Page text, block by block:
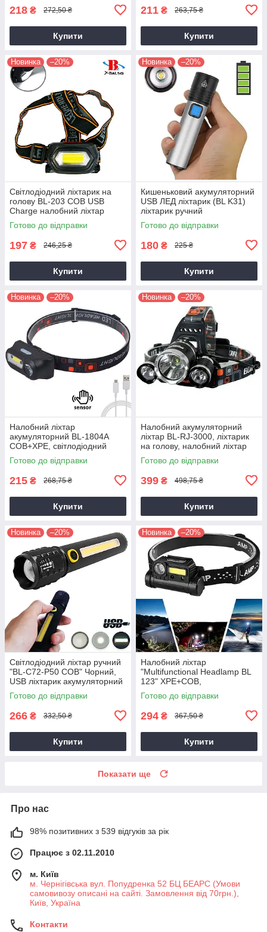
218 ₴ 272,50 ₴
Купити
211 ₴ 263,75 ₴
Купити
Новинка –20%
Світлодіодний ліхтарик на
голову BL-203 COB USB
Charge налобний ліхтар
акумуляторний | фонарик
налобный
Готово до відправки
197 ₴ 246,25 ₴
Купити
Новинка –20%
Кишеньковий акумуляторний
USB ЛЕД ліхтарик (BL K31)
ліхтарик ручний
світлодіодний на акумуляторі
з ЮСБ
Готово до відправки
180 ₴ 225 ₴
Купити
Новинка –20%
Налобний ліхтар
акумуляторний BL-1804A
COB+XPE, світлодіодний
ліхтарик на голову Чорний
(налобный фонарь)
Готово до відправки
215 ₴ 268,75 ₴
Купити
Новинка –20%
Налобний акумуляторний
ліхтар BL-RJ-3000, ліхтарик
на голову, налобний ліхтар
для риболовлі
Готово до відправки
399 ₴ 498,75 ₴
Купити
Новинка –20%
Світлодіодний ліхтар ручний
"BL-C72-P50 COB" Чорний,
USB ліхтарик акумуляторний
(фонарик аккумуляторный)
Готово до відправки
266 ₴ 332,50 ₴
Купити
Новинка –20%
Налобний ліхтар
"Multifunctional Headlamp BL
123" XPE+COB,
акумуляторний ліхтарик на
лоб світлодіодний
Готово до відправки
294 ₴ 367,50 ₴
Купити
Показати ще
Про нас
98% позитивних з 539 відгуків за рік
Працює з 02.11.2010
м. Київ
м. Чернігівська вул. Попудренка 52 БЦ БЕАРС (Умови
самовивозу описані на сайті. Замовлення від 70грн.),
Київ, Україна
Контакти